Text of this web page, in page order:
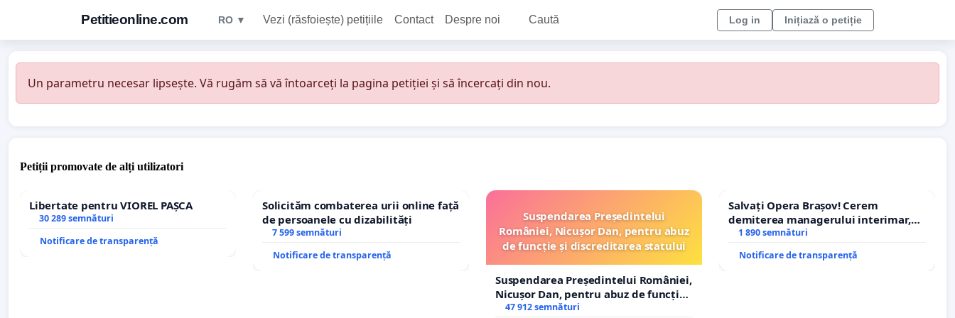
Petitieonline.com RO ▼ Vezi (răsfoiește) petițiile Contact Despre noi Caută Log in Inițiază o petiție
Un parametru necesar lipsește. Vă rugăm să vă întoarceți la pagina petiției și să încercați din nou.
Petiții promovate de alți utilizatori
Libertate pentru VIOREL PAȘCA
30 289 semnături
Notificare de transparență
Solicităm combaterea urii online față
de persoanele cu dizabilități
7 599 semnături
Notificare de transparență
Suspendarea Președintelui
României, Nicușor Dan, pentru abuz
de funcție și discreditarea statului
Suspendarea Președintelui României,
Nicușor Dan, pentru abuz de funcție
și discreditarea statului
47 912 semnături
Salvați Opera Brașov! Cerem
demiterea managerului interimar,
Petrean Lucian-Marius!
1 890 semnături
Notificare de transparență